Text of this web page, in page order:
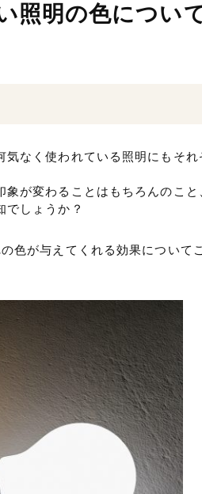
照明の色につい
気なく使われている照明にもそれ
が変わることはもちろんのこと
でしょうか？
色が与えてくれる効果について